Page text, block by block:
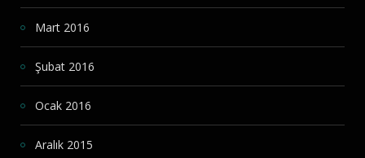
Mart 2016
Şubat 2016
Ocak 2016
Aralık 2015